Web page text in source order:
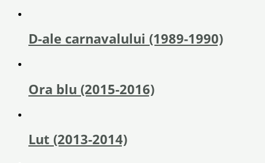
D-ale carnavalului (1989-1990)
Ora blu (2015-2016)
Lut (2013-2014)